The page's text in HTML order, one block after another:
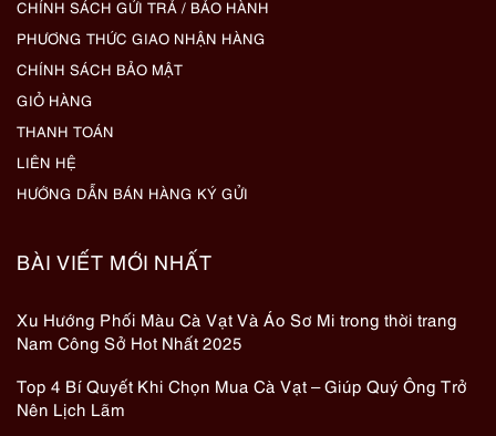
CHÍNH SÁCH GỬI TRẢ / BẢO HÀNH
PHƯƠNG THỨC GIAO NHẬN HÀNG
CHÍNH SÁCH BẢO MẬT
GIỎ HÀNG
THANH TOÁN
LIÊN HỆ
HƯỚNG DẪN BÁN HÀNG KÝ GỬI
BÀI VIẾT MỚI NHẤT
Xu Hướng Phối Màu Cà Vạt Và Áo Sơ Mi trong thời trang
Nam Công Sở Hot Nhất 2025
Top 4 Bí Quyết Khi Chọn Mua Cà Vạt – Giúp Quý Ông Trở
Nên Lịch Lãm